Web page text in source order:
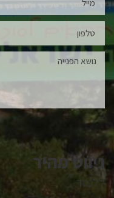
ניווט מהיר
ללמוד